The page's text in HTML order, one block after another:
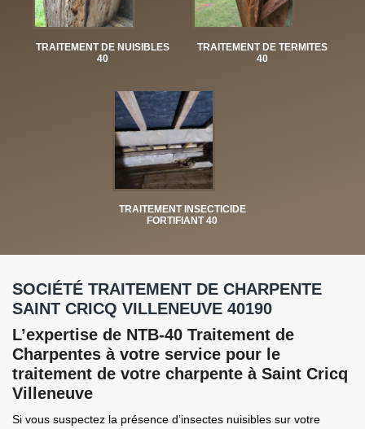
TRAITEMENT DE NUISIBLES
40
TRAITEMENT DE TERMITES
40
TRAITEMENT INSECTICIDE
FORTIFIANT 40
SOCIÉTÉ TRAITEMENT DE CHARPENTE
SAINT CRICQ VILLENEUVE 40190
L’expertise de NTB-40 Traitement de
Charpentes à votre service pour le
traitement de votre charpente à Saint Cricq
Villeneuve
Si vous suspectez la présence d’insectes nuisibles sur votre